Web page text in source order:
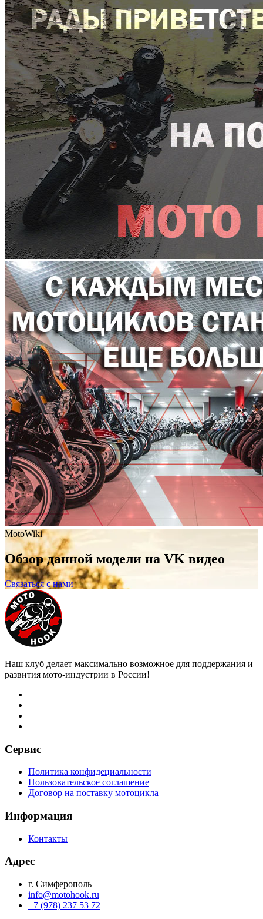
MotoWiki
Обзор данной модели на VK видео
Связаться с нами
Наш клуб делает максимально возможное для поддержания и
развития мото-индустрии в России!
Сервис
Политика конфидециальности
Пользовательское соглашение
Договор на поставку мотоцикла
Информация
Контакты
Адрес
г. Симферополь
info@motohook.ru
+7 (978) 237 53 72